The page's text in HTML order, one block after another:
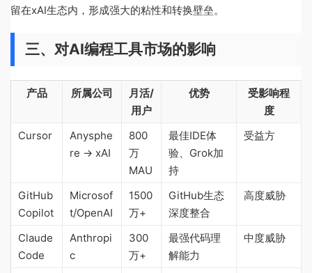
留在xAI生态内，形成强大的粘性和转换壁垒。
三、对AI编程工具市场的影响
产品 所属公司
月活/
用户
优势
受影响程
度
Cursor
Anysphe
re -> xAI
800
万
MAU
最佳IDE体
验、Grok加
持
受益方
GitHub
Copilot
Microsof
t/OpenAI
1500
万+
GitHub生态
深度整合
高度威胁
Claude
Code
Anthropi
c
300
万+
最强代码理
解能力
中度威胁